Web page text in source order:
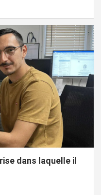
dans laquelle il